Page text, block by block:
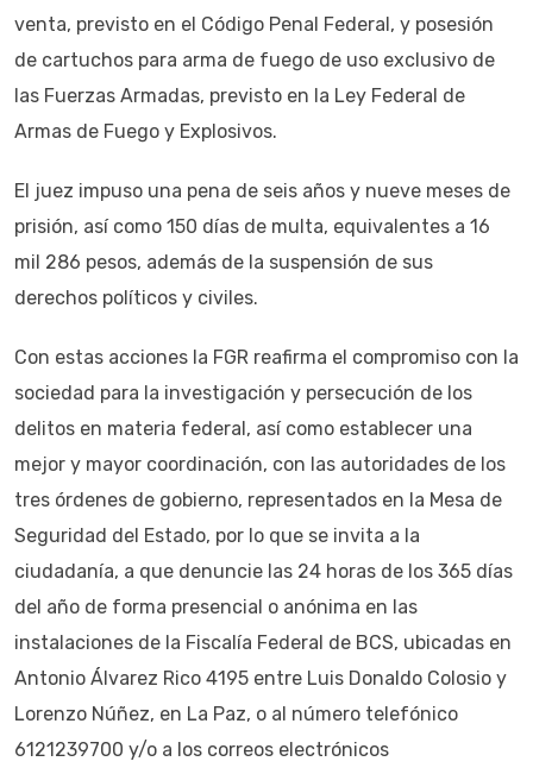
venta, previsto en el Código Penal Federal, y posesión
de cartuchos para arma de fuego de uso exclusivo de
las Fuerzas Armadas, previsto en la Ley Federal de
Armas de Fuego y Explosivos.
El juez impuso una pena de seis años y nueve meses de
prisión, así como 150 días de multa, equivalentes a 16
mil 286 pesos, además de la suspensión de sus
derechos políticos y civiles.
Con estas acciones la FGR reafirma el compromiso con la
sociedad para la investigación y persecución de los
delitos en materia federal, así como establecer una
mejor y mayor coordinación, con las autoridades de los
tres órdenes de gobierno, representados en la Mesa de
Seguridad del Estado, por lo que se invita a la
ciudadanía, a que denuncie las 24 horas de los 365 días
del año de forma presencial o anónima en las
instalaciones de la Fiscalía Federal de BCS, ubicadas en
Antonio Álvarez Rico 4195 entre Luis Donaldo Colosio y
Lorenzo Núñez, en La Paz, o al número telefónico
6121239700 y/o a los correos electrónicos